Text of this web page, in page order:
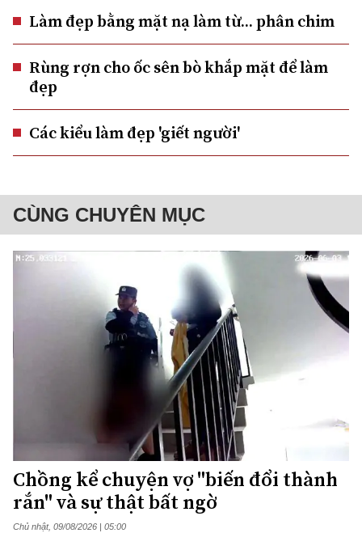
Làm đẹp bằng mặt nạ làm từ... phân chim
Rùng rợn cho ốc sên bò khắp mặt để làm
đẹp
Các kiểu làm đẹp 'giết người'
CÙNG CHUYÊN MỤC
Chồng kể chuyện vợ "biến đổi thành
rắn" và sự thật bất ngờ
Chủ nhật, 09/08/2026 | 05:00